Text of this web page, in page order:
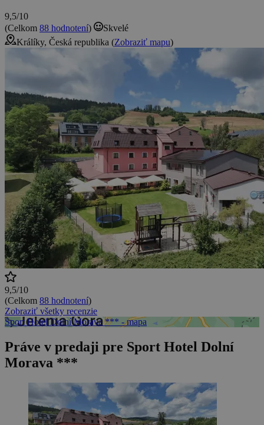
9,5/10
(Celkom 88 hodnotení)
Skvelé
Králíky, Česká republika (Zobraziť mapu)
9,5/10
(Celkom 88 hodnotení)
Zobraziť všetky recenzie
Sport Hotel Dolní Morava *** - mapa
Práve v predaji pre Sport Hotel Dolní
Morava ***